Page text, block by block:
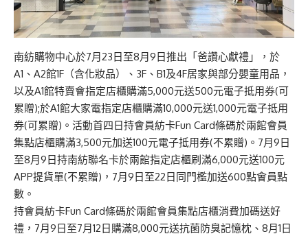
南紡購物中心於7月23日至8月9日推出「爸讚心獻禮」，於
A1、A2館1F（含化妝品）、3F、B1及4F居家與部分嬰童用品，
以及A1館特賣會指定店櫃購滿5,000元送500元電子抵用券(可
累贈);於A1館大家電指定店櫃購滿10,000元送1,000元電子抵用
券(可累贈)。活動首四日持會員紡卡Fun Card條碼於兩館會員
集點店櫃購滿3,500元加送100元電子抵用券(不累贈)。7月9日
至8月9日持南紡聯名卡於兩館指定店櫃刷滿6,000元送100元
APP提貨單(不累贈)，7月9日至22日同門檻加送600點會員點
數。
持會員紡卡Fun Card條碼於兩館會員集點店櫃消費加碼送好
禮，7月9日至7月12日購滿8,000元送抗菌防臭記憶枕、8月1日